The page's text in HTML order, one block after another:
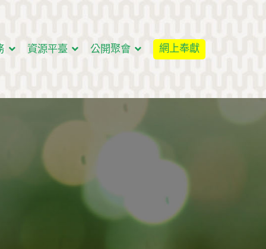
資源平臺 公開聚會 網上奉獻